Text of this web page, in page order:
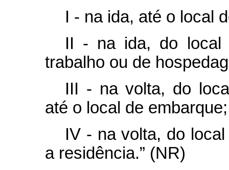
I - na ida, até o local
II - na ida, do local
trabalho ou de
III - na volta, do
até o local de
IV - na volta, do
a residência.” (NR)